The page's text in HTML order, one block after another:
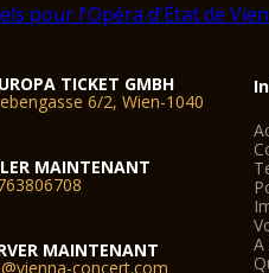
TICKET GMBH
6/2, Wien-1040
MAINTENANT
MAINTENANT
concert.com
A